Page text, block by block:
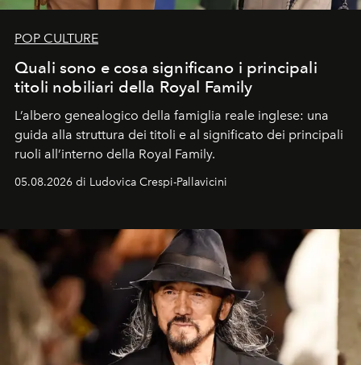
POP CULTURE
Quali sono e cosa significano i principali
titoli nobiliari della Royal Family
L’albero genealogico della famiglia reale inglese: una
guida alla struttura dei titoli e al significato dei principali
ruoli all’interno della Royal Family.
05.08.2026 di Ludovica Crespi-Pallavicini